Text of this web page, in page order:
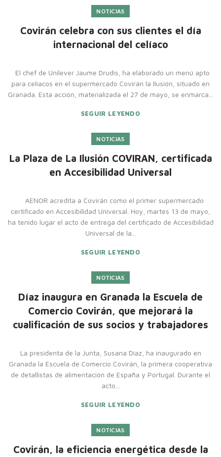
NOTICIAS
Covirán celebra con sus clientes el día
internacional del celíaco
El chef de Unilever Jaume Drudis, ha elaborado un menú apto
para celíacos en el supermercado Covirán la Ilusión, situado en
Granada. Esta acción, materializada el 27 de mayo, se enmarca...
SEGUIR LEYENDO
NOTICIAS
La Plaza de La Ilusión COVIRAN, certificada
en Accesibilidad Universal
AENOR acredita a Covirán como el primer supermercado
certificado en Accesibilidad Universal. Hoy, martes 13 de mayo,
ha tenido lugar el acto de entrega del certificado de Accesibilidad
Universal de la...
SEGUIR LEYENDO
NOTICIAS
Díaz inaugura en Granada la Escuela de
Comercio Covirán, que mejorará la
cualificación de sus socios y trabajadores
La presidenta de la Junta, Susana Díaz, ha inaugurado en
Granada la Escuela de Comercio Covirán, la primera cooperativa
de detallistas de alimentación de España y Portugal. Durante el
acto...
SEGUIR LEYENDO
NOTICIAS
Covirán, la eficiencia energética desde la